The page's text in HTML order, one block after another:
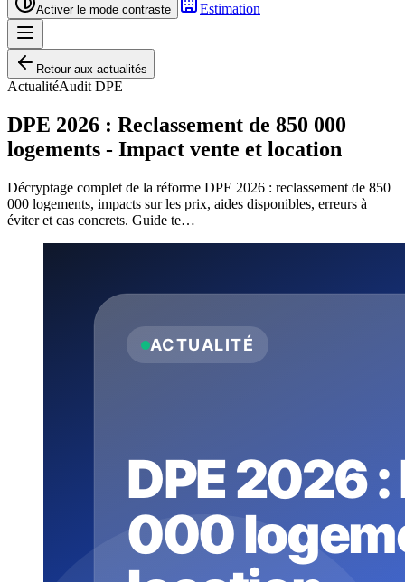
Activer le mode contraste Estimation
Retour aux actualités
ActualitéAudit DPE
DPE 2026 : Reclassement de 850 000
logements - Impact vente et location
Décryptage complet de la réforme DPE 2026 : reclassement de 850
000 logements, impacts sur les prix, aides disponibles, erreurs à
éviter et cas concrets. Guide te…